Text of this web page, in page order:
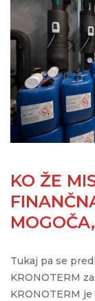
KO ŽE
Tukaj pa se
KRONOTERM
KRONOTERM